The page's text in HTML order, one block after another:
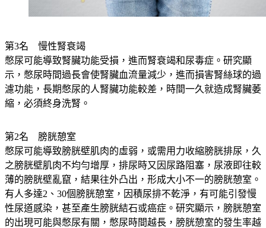
憋尿可能導致腎臟功能受損，進而腎衰竭和尿毒症。研究顯
示，憋尿時間過長會使腎臟血流量減少，進而損害腎絲球的過
濾功能，長期憋尿的人腎臟功能較差，時間一久就造成腎臟萎
縮，必須終身洗腎。
憋尿可能導致膀胱壁肌肉的虛弱，或需用力收縮膀胱排尿，久
之膀胱壁肌肉不均勻增厚，排尿時又因尿路阻塞，尿液即往較
薄的膀胱壁亂竄，結果往外凸出，形成大小不一的膀胱憩室。
有人多達2、30個膀胱憩室，因積尿排不乾淨，有可能引發慢
性尿道感染，甚至產生膀胱結石或癌症。研究顯示，膀胱憩室
的出現可能與憋尿有關，憋尿時間越長，膀胱憩室的發生率越
高。